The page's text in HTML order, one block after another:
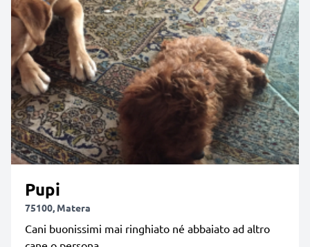
Pupi
75100, Matera
Cani buonissimi mai ringhiato né abbaiato ad altro